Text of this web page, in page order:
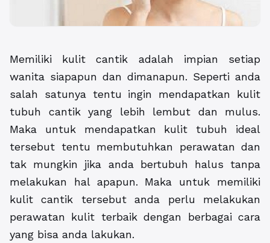
Memiliki kulit cantik adalah impian setiap
wanita siapapun dan dimanapun. Seperti anda
salah satunya tentu ingin mendapatkan kulit
tubuh cantik yang lebih lembut dan mulus.
Maka untuk mendapatkan kulit tubuh ideal
tersebut tentu membutuhkan perawatan dan
tak mungkin jika anda bertubuh halus tanpa
melakukan hal apapun. Maka untuk memiliki
kulit cantik tersebut anda perlu melakukan
perawatan kulit terbaik dengan berbagai cara
yang bisa anda lakukan.